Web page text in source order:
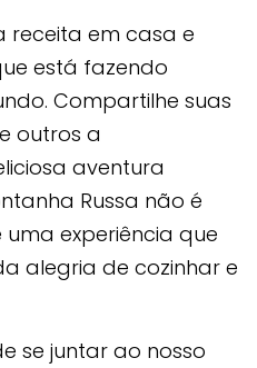
receita em casa e
está fazendo
Compartilhe suas
outros a
aventura
Russa não é
experiência que
alegria de cozinhar e
se juntar ao nosso